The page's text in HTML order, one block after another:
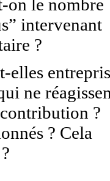
on le nombre
intervenant
?
elles
ne
?
? Cela